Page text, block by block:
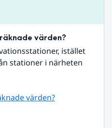
värden?
istället
stationer i närheten
värden?